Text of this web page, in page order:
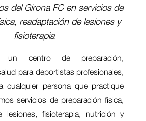
e
r
n
del Girona FC en servicios de
readaptación de lesiones y
fisioterapia
un centro de preparación,
para deportistas profesionales,
cualquier persona que practique
servicios de preparación física,
lesiones, fisioterapia, nutrición y